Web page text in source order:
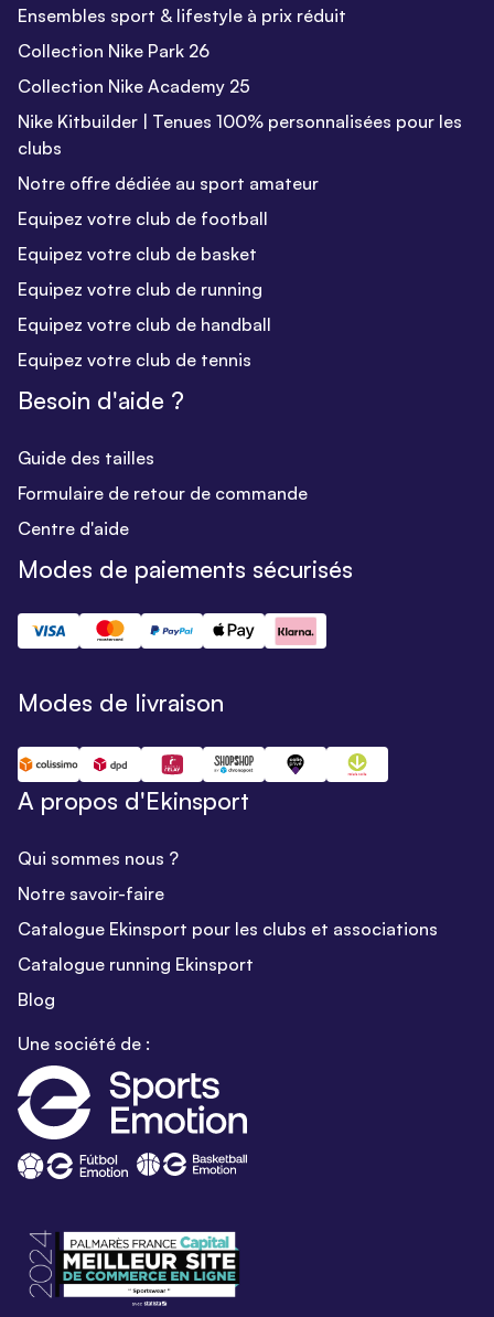
Ensembles sport & lifestyle à prix réduit
Collection Nike Park 26
Collection Nike Academy 25
Nike Kitbuilder | Tenues 100% personnalisées pour les
clubs
Notre offre dédiée au sport amateur
Equipez votre club de football
Equipez votre club de basket
Equipez votre club de running
Equipez votre club de handball
Equipez votre club de tennis
Besoin d'aide ?
Guide des tailles
Formulaire de retour de commande
Centre d'aide
Modes de paiements sécurisés
Modes de livraison
A propos d'Ekinsport
Qui sommes nous ?
Notre savoir-faire
Catalogue Ekinsport pour les clubs et associations
Catalogue running Ekinsport
Blog
Une société de :